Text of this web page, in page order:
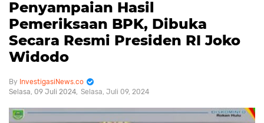
Penyampaian Hasil
Pemeriksaan BPK, Dibuka
Secara Resmi Presiden RI Joko
Widodo
InvestigasiNews.co
Selasa, 09 Juli 2024 Selasa, Juli 09, 2024